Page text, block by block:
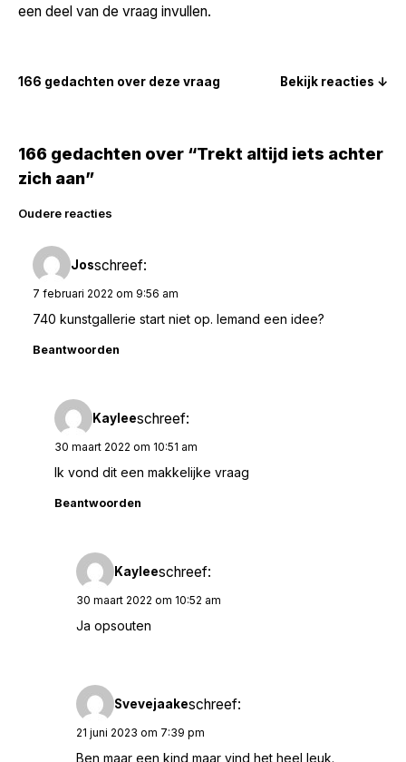
een deel van de vraag invullen.
166 gedachten over deze vraag Bekijk reacties ↓
166 gedachten over “Trekt altijd iets achter
zich aan”
Reacties
navigatie
Oudere reacties
Josschreef:
7 februari 2022 om 9:56 am
740 kunstgallerie start niet op. Iemand een idee?
Beantwoorden
Kayleeschreef:
30 maart 2022 om 10:51 am
Ik vond dit een makkelijke vraag
Beantwoorden
Kayleeschreef:
30 maart 2022 om 10:52 am
Ja opsouten
Svevejaakeschreef:
21 juni 2023 om 7:39 pm
Ben maar een kind maar vind het heel leuk.